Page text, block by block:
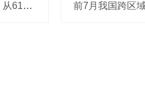
荣耀价格“腰斩”, 从6199元跌至3177元, 从